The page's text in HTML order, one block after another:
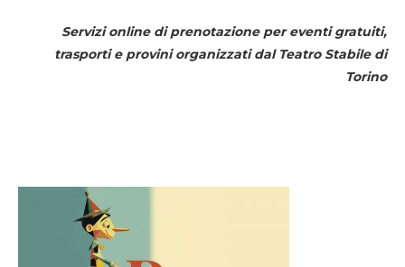
Servizi online di prenotazione per eventi gratuiti,
trasporti e provini organizzati dal Teatro Stabile di
Torino